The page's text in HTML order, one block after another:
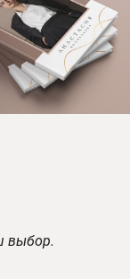
выбор.